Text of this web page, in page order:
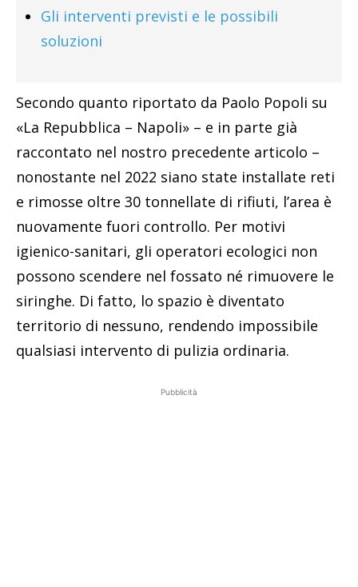
Gli interventi previsti e le possibili
soluzioni
Secondo quanto riportato da Paolo Popoli su
«La Repubblica – Napoli» – e in parte già
raccontato nel nostro precedente articolo –
nonostante nel 2022 siano state installate reti
e rimosse oltre 30 tonnellate di rifiuti, l’area è
nuovamente fuori controllo. Per motivi
igienico-sanitari, gli operatori ecologici non
possono scendere nel fossato né rimuovere le
siringhe. Di fatto, lo spazio è diventato
territorio di nessuno, rendendo impossibile
qualsiasi intervento di pulizia ordinaria.
Pubblicità